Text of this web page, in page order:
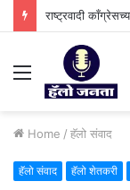
Menu
Home / ⁠हॅलो संवाद
⁠हॅलो संवाद ⁠हॅलो शेतकरी